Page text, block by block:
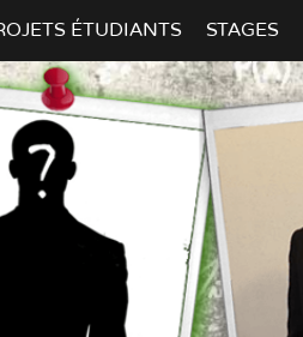
ÉTUDIANTS STAGES